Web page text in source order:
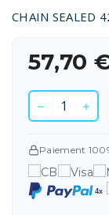
CHAIN SEALED
57,70
Paiement